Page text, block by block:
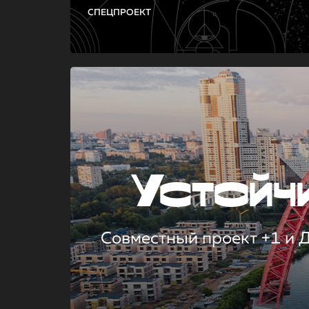
СПЕЦПРОЕКТ
Совместный проект +1 и